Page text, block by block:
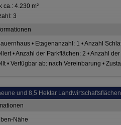
ca.: 4.230 m²
3
• Etagenanzahl: 1 • Anzahl
• Anzahl der Parkflächen: 2 • Anzahl
• Verfügbar ab: nach Vereinbarung •
und 8,5 Hektar
Nähe